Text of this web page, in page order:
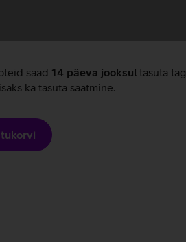
saad 14 päeva jooksul tasuta
ka tasuta saatmine.